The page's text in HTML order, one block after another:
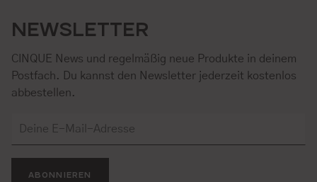
NEWSLETTER
CINQUE News und regelmäßig neue Produkte in deinem
Postfach. Du kannst den Newsletter jederzeit kostenlos
abbestellen.
ABONNIEREN